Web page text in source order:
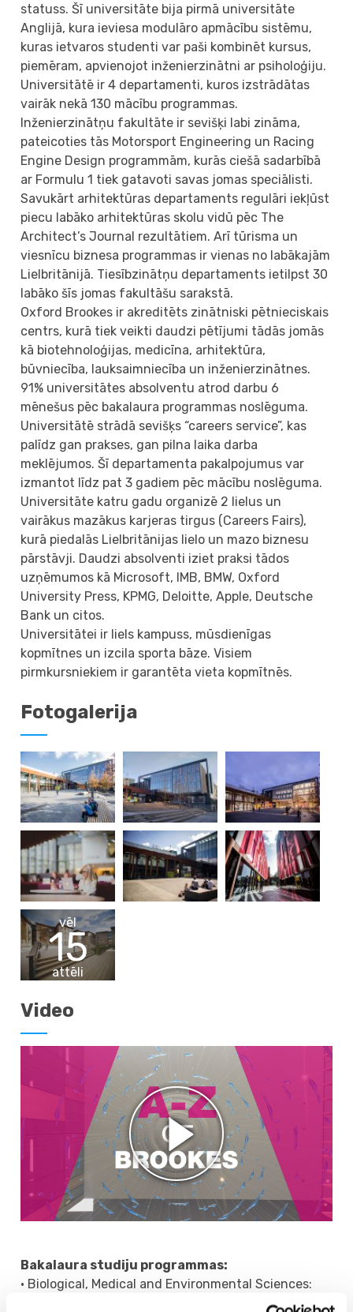
statuss. Šī universitāte bija pirmā universitāte
Anglijā, kura ieviesa modulāro apmācību sistēmu,
kuras ietvaros studenti var paši kombinēt kursus,
piemēram, apvienojot inženierzinātni ar psiholoģiju.
Universitātē ir 4 departamenti, kuros izstrādātas
vairāk nekā 130 mācību programmas.
Inženierzinātņu fakultāte ir sevišķi labi zināma,
pateicoties tās Motorsport Engineering un Racing
Engine Design programmām, kurās ciešā sadarbībā
ar Formulu 1 tiek gatavoti savas jomas speciālisti.
Savukārt arhitektūras departaments regulāri iekļūst
piecu labāko arhitektūras skolu vidū pēc The
Architect’s Journal rezultātiem. Arī tūrisma un
viesnīcu biznesa programmas ir vienas no labākajām
Lielbritānijā. Tiesībzinātņu departaments ietilpst 30
labāko šīs jomas fakultāšu sarakstā.
Oxford Brookes ir akreditēts zinātniski pētnieciskais
centrs, kurā tiek veikti daudzi pētījumi tādās jomās
kā biotehnoloģijas, medicīna, arhitektūra,
būvniecība, lauksaimniecība un inženierzinātnes.
91% universitātes absolventu atrod darbu 6
mēnešus pēc bakalaura programmas noslēguma.
Universitātē strādā sevišķs “careers service”, kas
palīdz gan prakses, gan pilna laika darba
meklējumos. Šī departamenta pakalpojumus var
izmantot līdz pat 3 gadiem pēc mācību noslēguma.
Universitāte katru gadu organizē 2 lielus un
vairākus mazākus karjeras tirgus (Careers Fairs),
kurā piedalās Lielbritānijas lielo un mazo biznesu
pārstāvji. Daudzi absolventi iziet praksi tādos
uzņēmumos kā Microsoft, IMB, BMW, Oxford
University Press, KPMG, Deloitte, Apple, Deutsche
Bank un citos.
Universitātei ir liels kampuss, mūsdienīgas
kopmītnes un izcila sporta bāze. Visiem
pirmkursniekiem ir garantēta vieta kopmītnēs.
Fotogalerija
vēl
15
attēli
Video
Bakalaura studiju programmas:
• Biological, Medical and Environmental Sciences:
Animal Biology and Conservation; Biological